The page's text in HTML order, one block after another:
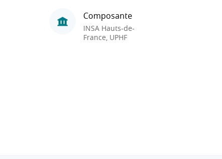
Composante
INSA Hauts-de-
France, UPHF